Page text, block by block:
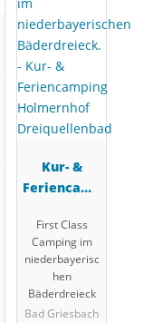
Kur- &
Feriencamp
Holmernhof
Dreiquellen
bad
First Class
Camping im
niederbayerisc
hen
Bäderdreieck
Bad Griesbach